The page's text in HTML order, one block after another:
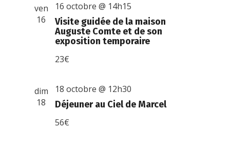
ven
16
Visite guidée de la maison
Auguste Comte et de son
exposition temporaire
16 octobre @ 14h15
23€
dim
18
Déjeuner au Ciel de Marcel
18 octobre @ 12h30
56€